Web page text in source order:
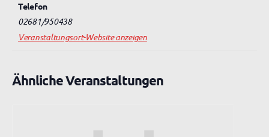
Telefon
02681/950438
Veranstaltungsort-Website anzeigen
Ähnliche Veranstaltungen